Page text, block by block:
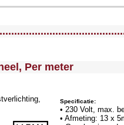
Per meter
Specificatie:
• 230 Volt, max.
• Afmeting: 13 x